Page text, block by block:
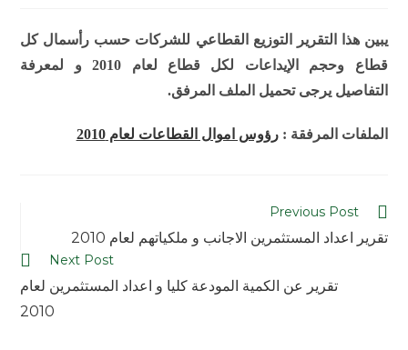
يبين هذا التقرير التوزيع القطاعي للشركات حسب رأسمال كل
قطاع وحجم الإيداعات لكل قطاع لعام 2010 و لمعرفة
التفاصيل يرجى تحميل الملف المرفق.
الملفات المرفقة :رؤوس اموال القطاعات لعام 2010
Previous Post
تقرير اعداد المستثمرين الاجانب و ملكياتهم لعام 2010
Next Post
تقرير عن الكمية المودعة كليا و اعداد المستثمرين لعام
2010